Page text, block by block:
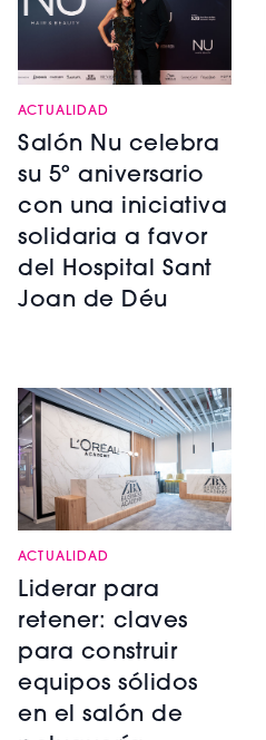
ACTUALIDAD
Salón Nu celebra
su 5º aniversario
con una iniciativa
solidaria a favor
del Hospital Sant
Joan de Déu
ACTUALIDAD
Liderar para
retener: claves
para construir
equipos sólidos
en el salón de